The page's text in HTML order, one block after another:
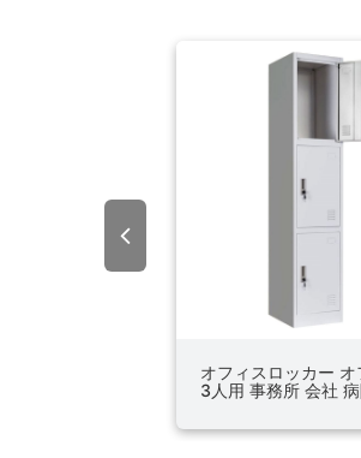
オフィスロッカー
3人用 事務所 会社